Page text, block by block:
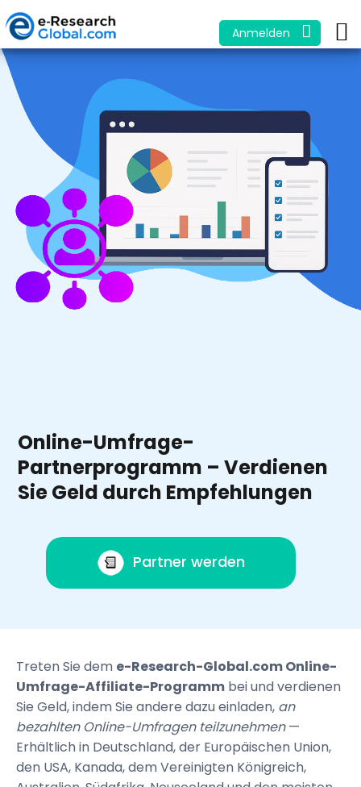
Anmelden
Online-Umfrage-
Partnerprogramm – Verdienen
Sie Geld durch Empfehlungen
Partner werden
Treten Sie dem e-Research-Global.com Online-
Umfrage-Affiliate-Programmbei und verdienen
Sie Geld, indem Sie andere dazu einladen, an
bezahlten Online-Umfragen teilzunehmen—
Erhältlich in Deutschland, der Europäischen Union,
den USA, Kanada, dem Vereinigten Königreich,